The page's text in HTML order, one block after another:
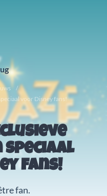
voor Disney fans!
speciaal
fans!
fan.